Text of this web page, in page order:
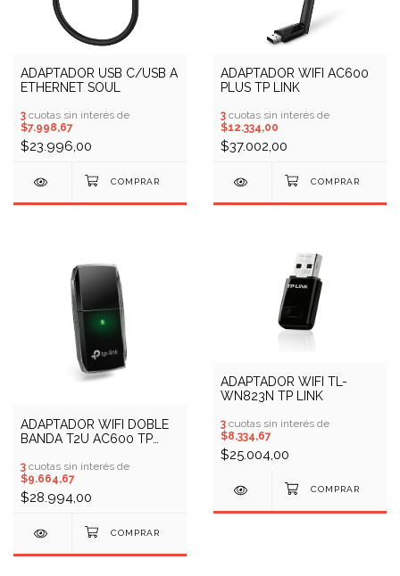
ADAPTADOR USB C/USB A
ETHERNET SOUL
3 cuotas sin interés de
$7.998,67
$23.996,00
ADAPTADOR WIFI AC600
PLUS TP LINK
3 cuotas sin interés de
$12.334,00
$37.002,00
ADAPTADOR WIFI DOBLE
BANDA T2U AC600 TP
3 cuotas sin interés de
$9.664,67
$28.994,00
ADAPTADOR WIFI TL-
WN823N TP LINK
3 cuotas sin interés de
$8.334,67
$25.004,00